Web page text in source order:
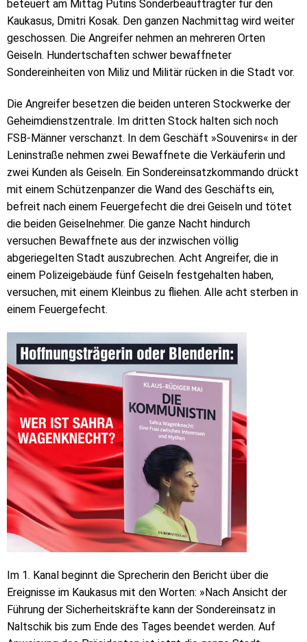
beteuert am Mittag Putins Sonderbeauftragter für den
Kaukasus, Dmitri Kosak. Den ganzen Nachmittag wird weiter
geschossen. Die Angreifer nehmen an mehreren Orten
Geiseln. Hundertschaften schwer bewaffneter
Sondereinheiten von Miliz und Militär rücken in die Stadt vor.
Die Angreifer besetzen die beiden unteren Stockwerke der
Geheimdienstzentrale. Im dritten Stock halten sich noch
FSB-Männer verschanzt. In dem Geschäft »Souvenirs« in der
Leninstraße nehmen zwei Bewaffnete die Verkäuferin und
zwei Kunden als Geiseln. Ein Sondereinsatzkommando drückt
mit einem Schützenpanzer die Wand des Geschäfts ein,
befreit nach einem Feuergefecht die drei Geiseln und tötet
die beiden Geiselnehmer. Die ganze Nacht hindurch
versuchen Bewaffnete aus der inzwischen völlig
abgeriegelten Stadt auszubrechen. Acht Angreifer, die in
einem Polizeigebäude fünf Geiseln festgehalten haben,
versuchen, mit einem Kleinbus zu fliehen. Alle acht sterben in
einem Feuergefecht.
Im 1. Kanal beginnt die Sprecherin den Bericht über die
Ereignisse im Kaukasus mit den Worten: »Nach Ansicht der
Führung der Sicherheitskräfte kann der Sondereinsatz in
Naltschik bis zum Ende des Tages beendet werden. Auf